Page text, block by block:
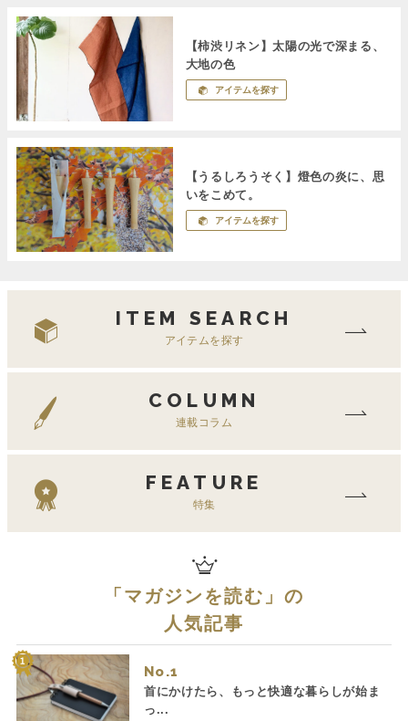
【柿渋リネン】太陽の光で深まる、
大地の色
アイテムを探す
【うるしろうそく】燈色の炎に、思
いをこめて。
アイテムを探す
ITEM SEARCH
アイテムを探す
COLUMN
連載コラム
FEATURE
特集
「 マガジンを読む 」の
人気記事
No.
首にかけたら、もっと快適な暮らしが始ま
っ...